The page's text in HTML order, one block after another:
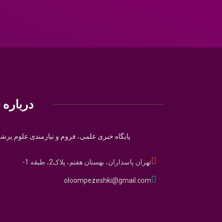
درباره
پایگاه خبری علمی، فروم و نیازمندی علوم
تهران پاسداران، بهستان هفتم، پلاک2، طبقه 1-
oloompezeshki@gmail.com